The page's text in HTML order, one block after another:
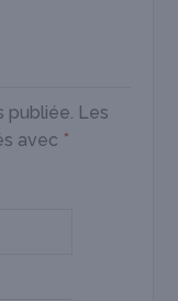
publiée. Les
avec *